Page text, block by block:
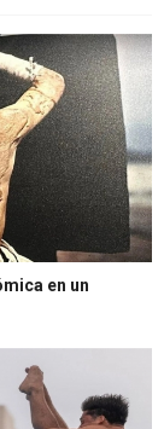
en un